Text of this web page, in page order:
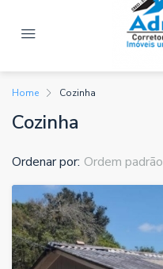
Home Cozinha
Cozinha
Ordenar por: Ordem padrão